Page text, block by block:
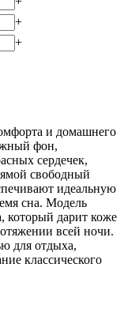
+
+
и домашнего
фон,
сердечек,
свободный
идеальную
сна. Модель
который дарит коже
всей ночи.
для отдыха,
классического